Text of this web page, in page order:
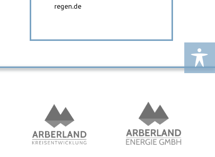
regen.de